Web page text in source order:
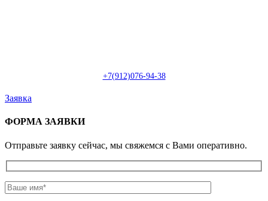
+7(912)076-94-38
Заявка
ФОРМА ЗАЯВКИ
Отправьте заявку сейчас, мы свяжемся с Вами оперативно.